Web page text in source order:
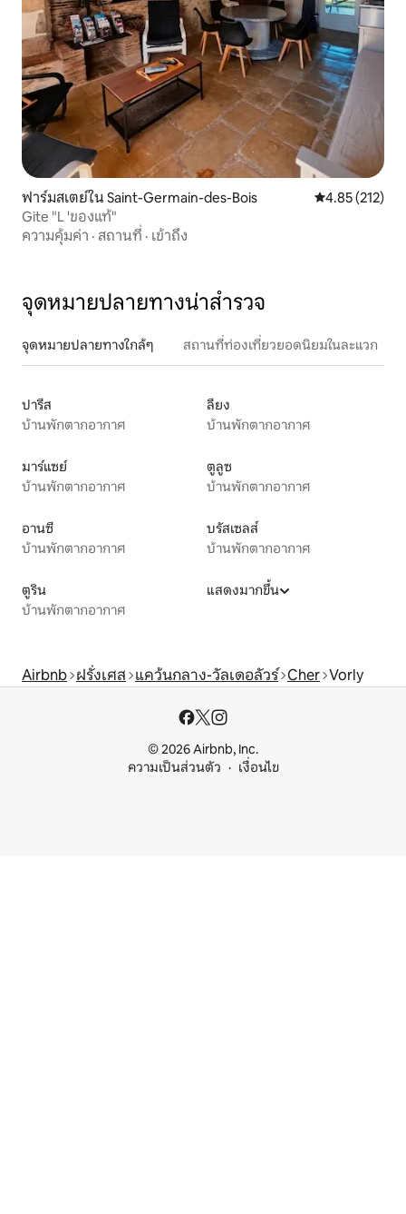
ฟาร์มสเตย์ใน Saint-Germain-des-Bois คะแนนเฉลี่ย
4.85 (212)
Gite "L 'ของแท้"
ความคุ้มค่า · สถานที่ · เข้าถึง
จุดหมายปลายทางน่าสำรวจ
จุดหมายปลายทางใกล้ๆ สถานที่ท่องเที่ยวยอดนิยมในละแวก
ปารีส
บ้านพักตากอากาศ
ลียง
บ้านพักตากอากาศ
มาร์แซย์
บ้านพักตากอากาศ
ตูลูซ
บ้านพักตากอากาศ
อานซี
บ้านพักตากอากาศ
บรัสเซลส์
บ้านพักตากอากาศ
ตูริน
บ้านพักตากอากาศ
แสดงมากขึ้น
Airbnb ฝรั่งเศส แคว้นกลาง-วัลเดอลัวร์ Cher Vorly
© 2026 Airbnb, Inc.
ความเป็นส่วนตัว
เงื่อนไข